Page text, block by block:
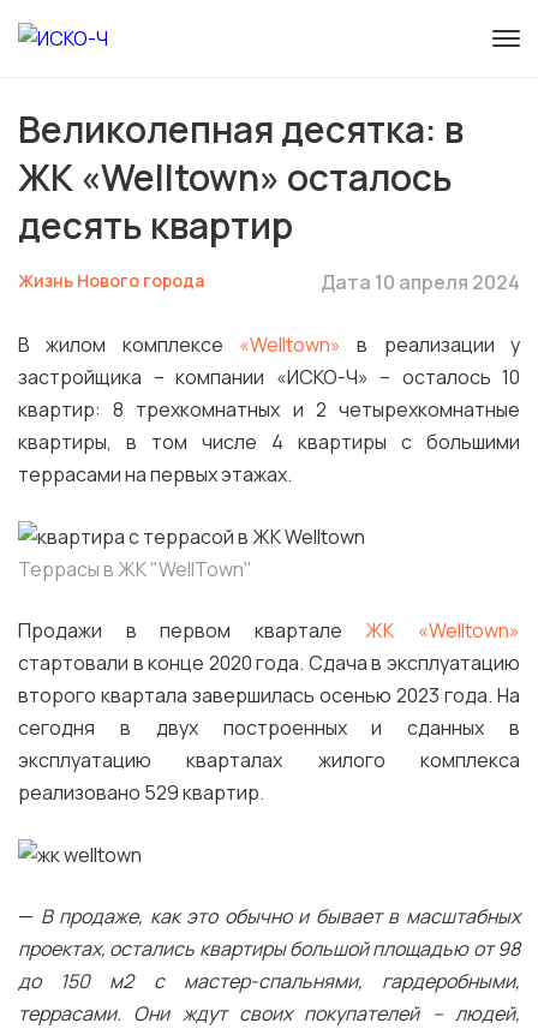
Великолепная десятка: в
ЖК «Welltown» осталось
десять квартир
Жизнь Нового города Дата 10 апреля 2024
В жилом комплексе «Welltown» в реализации у
застройщика – компании «ИСКО-Ч» – осталось 10
квартир: 8 трехкомнатных и 2 четырехкомнатные
квартиры, в том числе 4 квартиры с большими
террасами на первых этажах.
Террасы в ЖК "WellTown"
Продажи в первом кварталеЖК «Welltown»
стартовали в конце 2020 года. Сдача в эксплуатацию
второго квартала завершилась осенью 2023 года. На
сегодня в двух построенных и сданных в
эксплуатацию кварталах жилого комплекса
реализовано 529 квартир.
— В продаже, как это обычно и бывает в масштабных
проектах, остались квартиры большой площадью от 98
до 150 м2 с мастер-спальнями, гардеробными,
террасами. Они ждут своих покупателей – людей,